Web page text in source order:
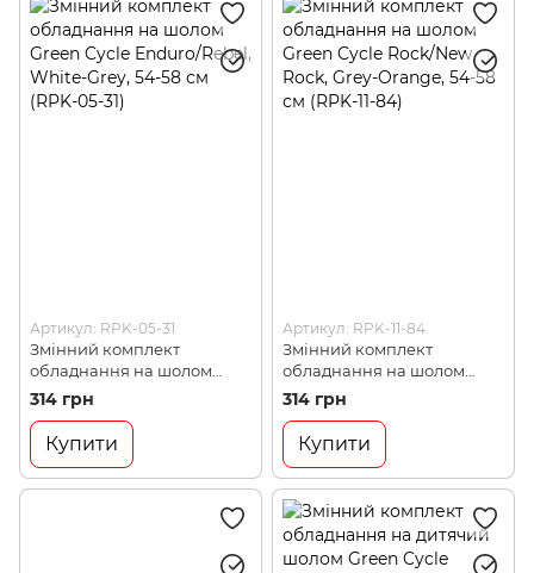
Артикул: RPK-05-31
Змінний комплект
обладнання на шолом
Green Cycle Enduro/Rebel,
White-Grey, 54-58 см (RPK-
05-31)
314 грн
Купити
Артикул: RPK-11-84
Змінний комплект
обладнання на шолом
Green Cycle Rock/New Rock,
Grey-Orange, 54-58 см (RPK-
11-84)
314 грн
Купити